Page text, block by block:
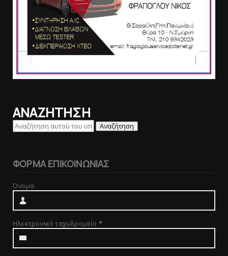
ΑΝΑΖΗΤΗΣΗ
ΦΟΡΜΑ ΕΠΙΚΟΙΝΩΝΙΑΣ
Όνομα
Ηλεκτρονικό ταχυδρομείο *